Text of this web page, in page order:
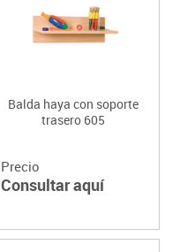
Balda haya con soporte
trasero 605
Precio
Consultar aquí